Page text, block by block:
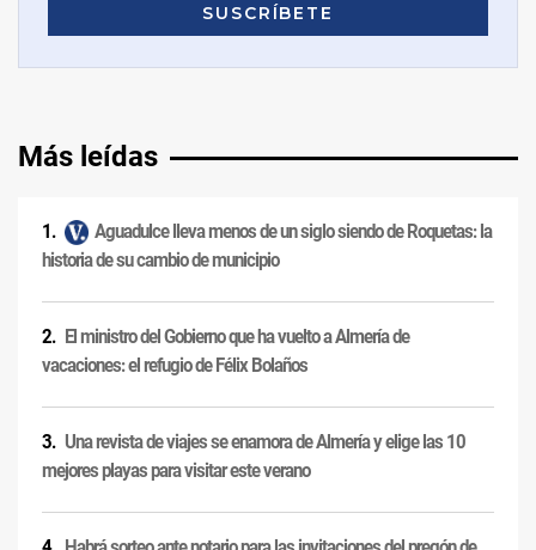
Más leídas
Aguadulce lleva menos de un siglo siendo de Roquetas: la
historia de su cambio de municipio
El ministro del Gobierno que ha vuelto a Almería de
vacaciones: el refugio de Félix Bolaños
Una revista de viajes se enamora de Almería y elige las 10
mejores playas para visitar este verano